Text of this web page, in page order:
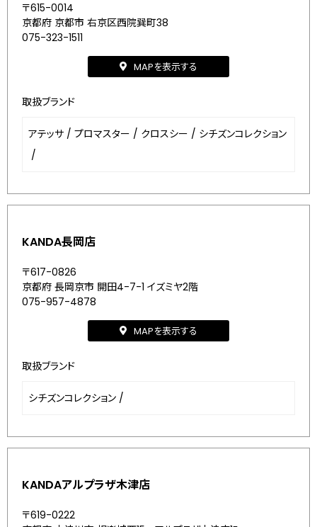
〒615-0014
京都府 京都市 右京区西院巽町38
075-323-1511
MAPを表示する
取扱ブランド
アテッサ / プロマスター / クロスシー / シチズンコレクション
/
KANDA長岡店
〒617-0826
京都府 長岡京市 開田4-7-1 イズミヤ2階
075-957-4878
MAPを表示する
取扱ブランド
シチズンコレクション /
KANDAアルプラザ木津店
〒619-0222